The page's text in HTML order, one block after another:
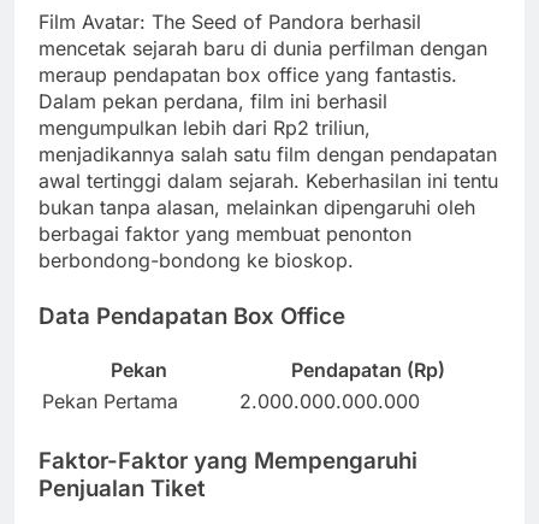
Film Avatar: The Seed of Pandora berhasil
mencetak sejarah baru di dunia perfilman dengan
meraup pendapatan box office yang fantastis.
Dalam pekan perdana, film ini berhasil
mengumpulkan lebih dari Rp2 triliun,
menjadikannya salah satu film dengan pendapatan
awal tertinggi dalam sejarah. Keberhasilan ini tentu
bukan tanpa alasan, melainkan dipengaruhi oleh
berbagai faktor yang membuat penonton
berbondong-bondong ke bioskop.
Data Pendapatan Box Office
Pekan
Pendapatan (Rp)
Pekan Pertama
2.000.000.000.000
Faktor-Faktor yang Mempengaruhi
Penjualan Tiket